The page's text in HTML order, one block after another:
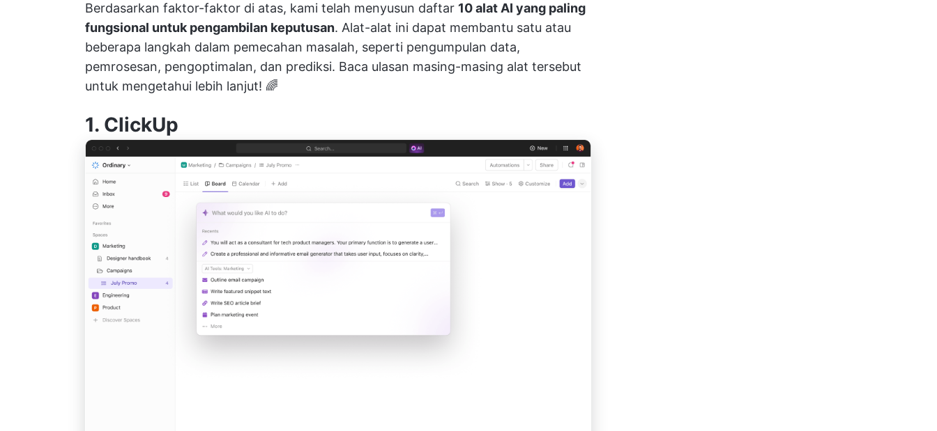
Berdasarkan faktor-faktor di atas, kami telah menyusun daftar 10 alat AI yang paling
fungsional untuk pengambilan keputusan. Alat-alat ini dapat membantu satu atau
beberapa langkah dalam pemecahan masalah, seperti pengumpulan data,
pemrosesan, pengoptimalan, dan prediksi. Baca ulasan masing-masing alat tersebut
untuk mengetahui lebih lanjut! 🌈
1. ClickUp